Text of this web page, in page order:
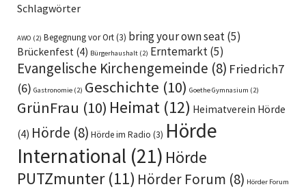
Schlagwörter
AWO (2) Begegnung vor Ort(3) bring your own seat(5)
Brückenfest (4) Bürgerhaushalt (2) Erntemarkt(5)
Evangelische Kirchengemeinde (8) Friedrich7
(6) Gastronomie (2) Geschichte (10) Goethe Gymnasium (2)
GrünFrau (10) Heimat (12) Heimatverein Hörde
(4) Hörde (8) Hörde im Radio (3) Hörde
International (21) Hörde
PUTZmunter(11) Hörder Forum (8) Hörder Forum